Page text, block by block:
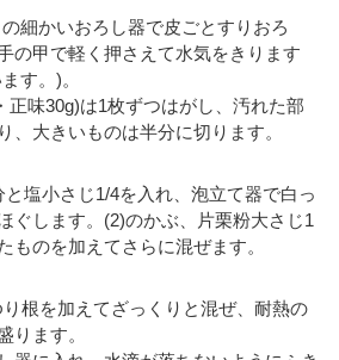
細かいおろし器で皮ごとすりおろ
の甲で軽く押さえて水気をきります
す。)。
正味30g)は1枚ずつはがし、汚れた部
、大きいものは半分に切ります。
塩小さじ1/4を入れ、泡立て器で白っ
ぐします。(2)のかぶ、片栗粉大さじ1
ものを加えてさらに混ぜます。
根を加えてざっくりと混ぜ、耐熱の
ります。